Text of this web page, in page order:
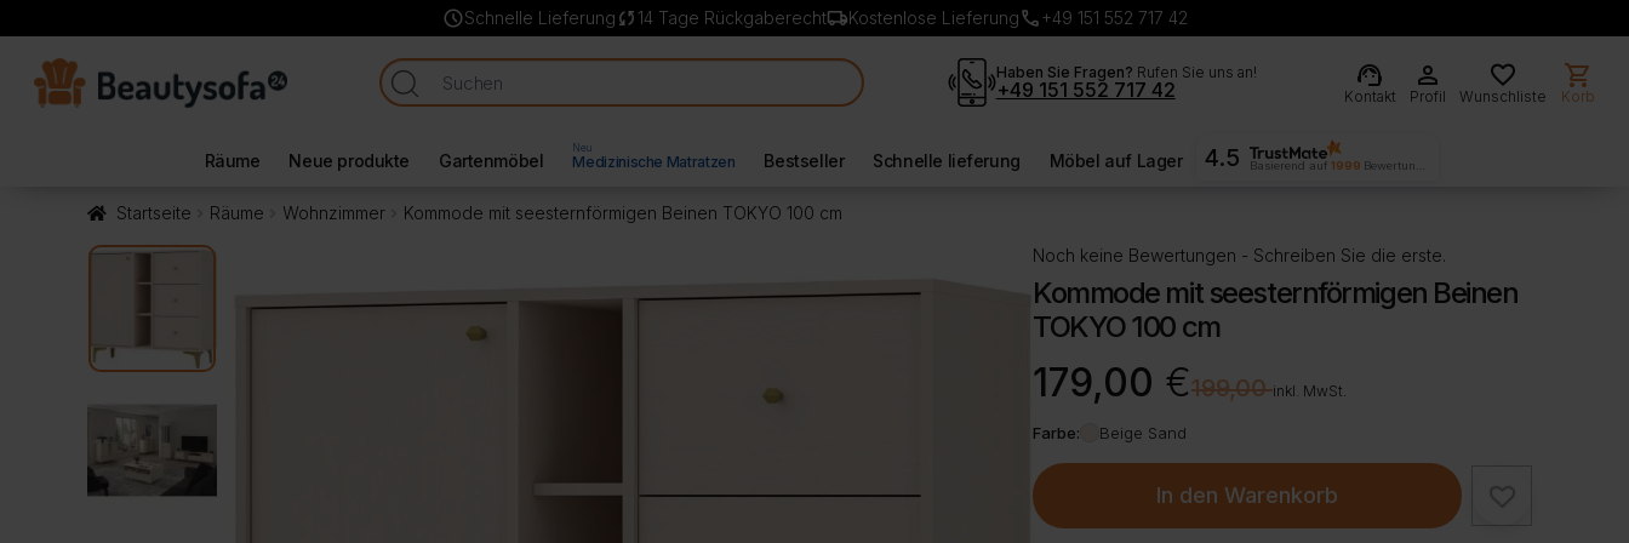
scheduleSchnelle Lieferung sync 14 Tage Rückgaberechtlocal_shippingKostenlose Lieferungcall+49 151 552 717 42
Haben Sie Fragen? Rufen Sie uns an!
+49 151 552 717 42 support_agent
Kontakt
person
Profil
favorite
Wunschliste
shopping_cart
Korb
Räume Neue produkte Gartenmöbel
Neu
Medizinische Matratzen Bestseller Schnelle lieferung Möbel auf Lager 4.5 Basierend auf1999 Bewertungen
Startseite Räume Wohnzimmer Kommode mit seesternförmigen Beinen TOKYO 100 cm
Noch keine Bewertungen - Schreiben Sie die erste.
Kommode mit seesternförmigen Beinen
TOKYO 100 cm
€
199,00
Ursprünglicher
Preis
199,00 €
179,00 €
Aktueller
Preis
179,00 €.
inkl. MwSt.
Farbe: Beige Sand
In den Warenkorb